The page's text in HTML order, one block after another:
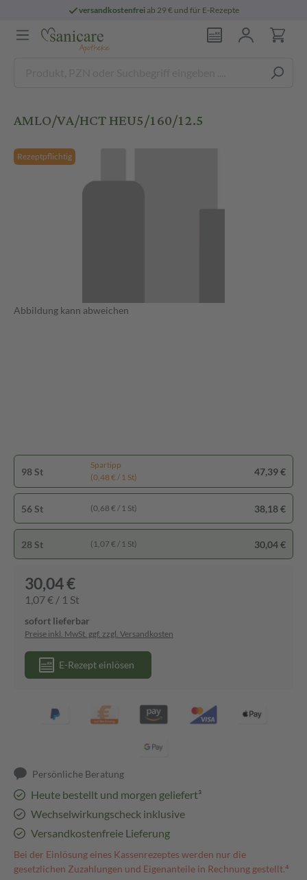
versandkostenfreiab 29 € und für E-Rezepte
AMLO/VA/HCT HEU5/160/12.5
Rezeptpflichtig
Abbildung kann abweichen
98 St
Spartipp
(0,48 € / 1 St)
47,39 €
56 St (0,68 € / 1 St) 38,18 €
28 St (1,07 € / 1 St) 30,04 €
30,04 €
1,07 € / 1 St
sofort lieferbar
Preise inkl. MwSt. ggf. zzgl. Versandkosten
E-Rezept einlösen
Persönliche Beratung
Heute bestellt und morgen geliefert³
Wechselwirkungscheck inklusive
Versandkostenfreie Lieferung
Bei der Einlösung eines Kassenrezeptes werden nur die
gesetzlichen Zuzahlungen und Eigenanteile in Rechnung gestellt.⁴